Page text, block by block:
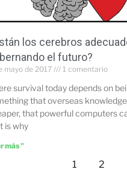
los cerebros
el futuro?
mayo de 2017 1 comentario
survival today depends on
that overseas
that powerful computers
is why
más "
1 2